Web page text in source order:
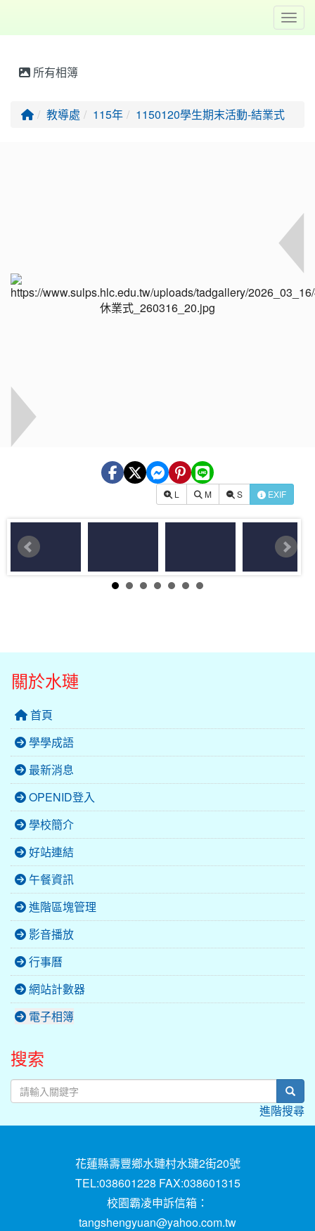
所有相簿
回首頁
教導處 115年 1150120學生期末活動-結業式
L M S EXIF
關於水璉
首頁
學學成語
最新消息
OPENID登入
學校簡介
好站連結
午餐資訊
進階區塊管理
影音播放
行事曆
網站計數器
電子相簿
搜索
進階搜尋
花蓮縣壽豐鄉水璉村水璉2街20號
TEL:038601228 FAX:038601315
校園霸凌申訴信箱：
tangshengyuan@yahoo.com.tw